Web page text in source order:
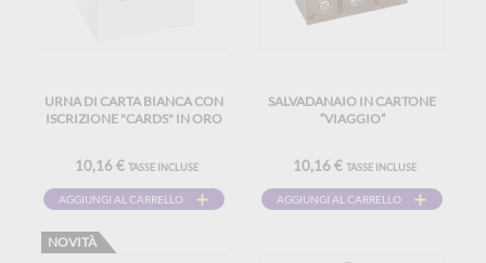
URNA DI CARTA BIANCA CON
ISCRIZIONE "CARDS" IN ORO
10,16 € TASSE INCLUSE
AGGIUNGI AL CARRELLO
SALVADANAIO IN CARTONE
“VIAGGIO”
10,16 € TASSE INCLUSE
AGGIUNGI AL CARRELLO
NOVITÀ